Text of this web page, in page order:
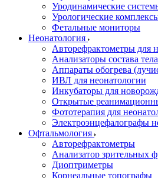
Уродинамические
Урологические
Фетальные мониторы
Неонатология
Авторефрактометры для
Анализаторы состава тела
Аппараты обогрева
ИВЛ для неонатологии
Инкубаторы для
Открытые
Фототерапия для
Электроэнцефалографы
Офтальмология
Авторефрактометры
Анализатор зрительных
Диоптриметры
Корнеальные топографы